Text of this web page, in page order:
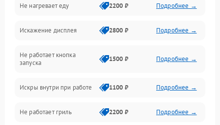
Механические повреждения
Питание и запуск
Нагрев и приготовление
Программное обеспечение
Не нагревает еду 2200 ₽ Подробнее →
Искажение дисплея 2800 ₽ Подробнее →
Не работает кнопка
запуска
1500 ₽ Подробнее →
Искры внутри при работе 1100 ₽ Подробнее →
Не работает гриль 2200 ₽ Подробнее →